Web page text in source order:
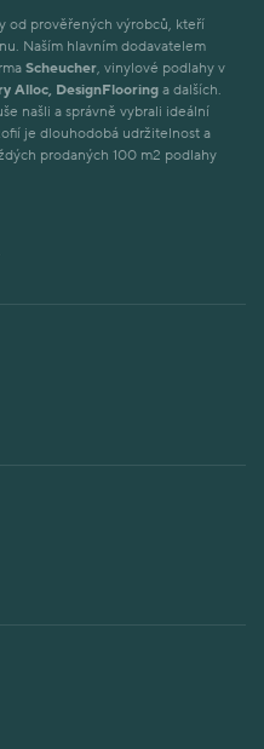
od prověřených výrobců, kteří
Naším hlavním dodavatelem
Scheucher, vinylové podlahy v
Alloc, DesignFlooring a dalších.
našli a správně vybrali ideální
je dlouhodobá udržitelnost a
prodaných 100 m2 podlahy